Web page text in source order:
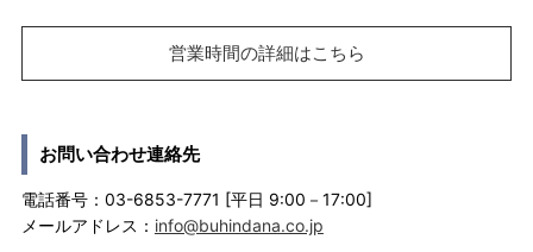
営業時間の詳細はこちら
お問い合わせ連絡先
電話番号：03-6853-7771 [平日 9:00－17:00]
メールアドレス： info@buhindana.co.jp